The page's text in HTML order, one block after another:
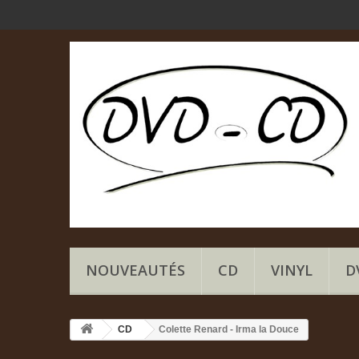
NOUVEAUTÉS CD VINYL
CD Colette Renard - Irma la Douce